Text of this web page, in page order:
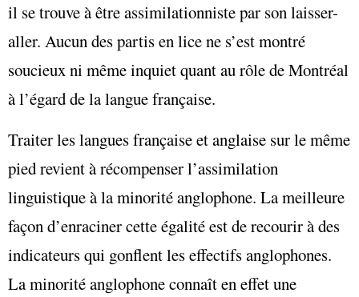
il se trouve à être assimilationniste par son laisser-
aller. Aucun des partis en lice ne s’est montré
soucieux ni même inquiet quant au rôle de Montréal
à l’égard de la langue française.
Traiter les langues française et anglaise sur le même
pied revient à récompenser l’assimilation
linguistique à la minorité anglophone. La meilleure
façon d’enraciner cette égalité est de recourir à des
indicateurs qui gonflent les effectifs anglophones.
La minorité anglophone connaît en effet une